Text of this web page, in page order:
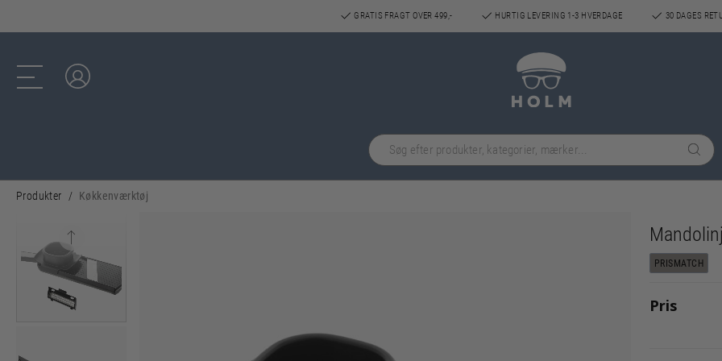
GRATIS FRAGT OVER 499,- HURTIG LEVERING 1-3 HVERDAGE 30 DAGES
Produkter Køkkenværktøj
PRISMATCH
Pris